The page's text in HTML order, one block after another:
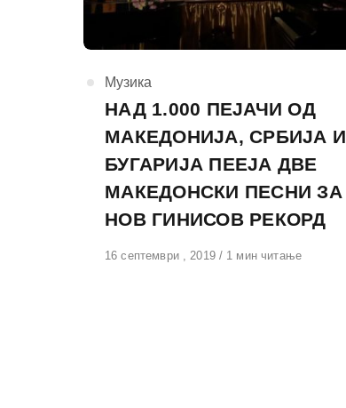
КАтегорија
Музика
НАД 1.000 ПЕЈАЧИ ОД
МАКЕДОНИЈА, СРБИЈА И
БУГАРИЈА ПЕЕЈА ДВЕ
МАКЕДОНСКИ ПЕСНИ ЗА
НОВ ГИНИСОВ РЕКОРД
Објавено
16 септември , 2019 1 мин читање